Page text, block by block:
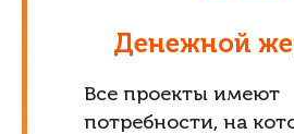
Денежной
Все проекты имеют
потребности, на